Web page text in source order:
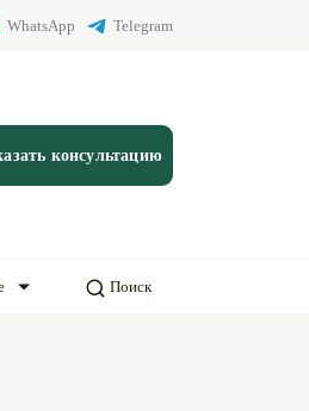
WhatsApp Telegram
консультацию
Поиск